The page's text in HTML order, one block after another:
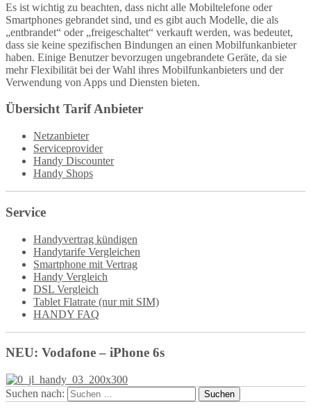
Es ist wichtig zu beachten, dass nicht alle Mobiltelefone oder
Smartphones gebrandet sind, und es gibt auch Modelle, die als
„entbrandet“ oder „freigeschaltet“ verkauft werden, was bedeutet,
dass sie keine spezifischen Bindungen an einen Mobilfunkanbieter
haben. Einige Benutzer bevorzugen ungebrandete Geräte, da sie
mehr Flexibilität bei der Wahl ihres Mobilfunkanbieters und der
Verwendung von Apps und Diensten bieten.
Übersicht Tarif Anbieter
Netzanbieter
Serviceprovider
Handy Discounter
Handy Shops
Service
Handyvertrag kündigen
Handytarife Vergleichen
Smartphone mit Vertrag
Handy Vergleich
DSL Vergleich
Tablet Flatrate (nur mit SIM)
HANDY FAQ
NEU: Vodafone – iPhone 6s
Suchen nach: